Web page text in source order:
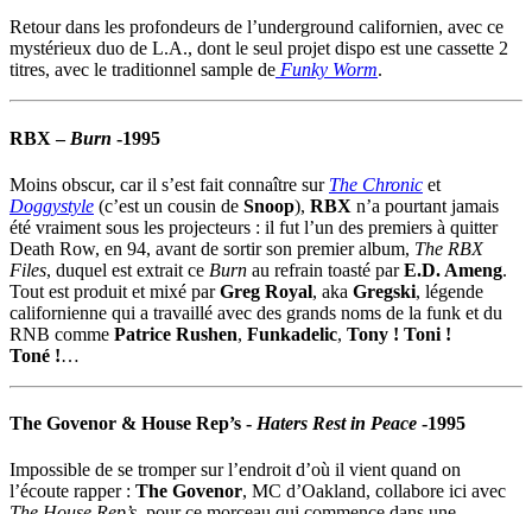
Retour dans les profondeurs de l’underground californien, avec ce
mystérieux duo de L.A., dont le seul projet dispo est une cassette 2
titres, avec le traditionnel sample de Funky Worm.
RBX – Burn -1995
Moins obscur, car il s’est fait connaître sur The Chronic et
Doggystyle (c’est un cousin de Snoop), RBX n’a pourtant jamais
été vraiment sous les projecteurs : il fut l’un des premiers à quitter
Death Row, en 94, avant de sortir son premier album, The RBX
Files, duquel est extrait ce Burn au refrain toasté parE.D. Ameng.
Tout est produit et mixé parGreg Royal, aka Gregski, légende
californienne qui a travaillé avec des grands noms de la funk et du
RNB comme Patrice Rushen, Funkadelic, Tony ! Toni !
Toné !…
The Govenor & House Rep’s - Haters Rest in Peace -1995
Impossible de se tromper sur l’endroit d’où il vient quand on
l’écoute rapper : The Govenor, MC d’Oakland, collabore ici avec